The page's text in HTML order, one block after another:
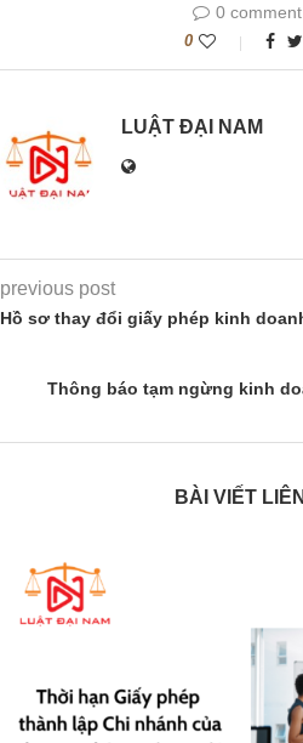
0 comment
0
LUẬT ĐẠI NAM
previous post
Hồ sơ thay đổi giấy phép kinh
Thông báo tạm ngừng kinh
BÀI VIẾT